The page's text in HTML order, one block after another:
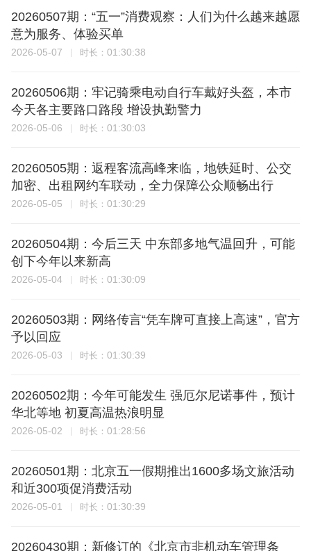
20260507期：“五一”消费观察：人们为什么越来越愿
意为服务、体验买单
2026-05-07 时长： 01:30:38
20260506期：牢记骑乘电动自行车戴好头盔，本市
今天各主要路口路段 增设执勤警力
2026-05-06 时长： 01:30:03
20260505期：返程客流高峰来临，地铁延时、公交
加密、出租网约车联动，全力保障公众顺畅出行
2026-05-05 时长： 01:30:29
20260504期：今后三天 中东部多地气温回升，可能
创下今年以来新高
2026-05-04 时长： 01:30:09
20260503期：网络传言“凭车牌可直接上高速”，官方
予以回应
2026-05-03 时长： 01:30:39
20260502期：今年可能发生 强厄尔尼诺事件，预计
华北等地 初夏高温热浪明显
2026-05-02 时长： 01:28:56
20260501期：北京五一假期推出1600多场文旅活动
和近300项促消费活动
2026-05-01 时长： 01:30:39
20260430期：新修订的《北京市非机动车管理条